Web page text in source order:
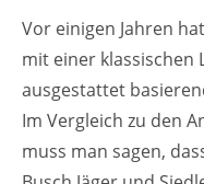
Vor einigen Jahren
mit einer klassischen
ausgestattet
Im Vergleich zu den
muss man sagen,